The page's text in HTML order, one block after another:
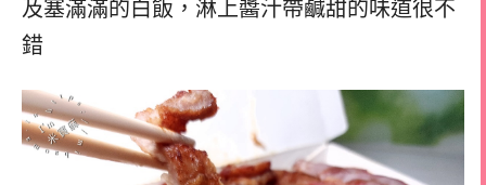
及塞滿滿的白飯，淋上醬汁帶鹹甜的味道很不
錯